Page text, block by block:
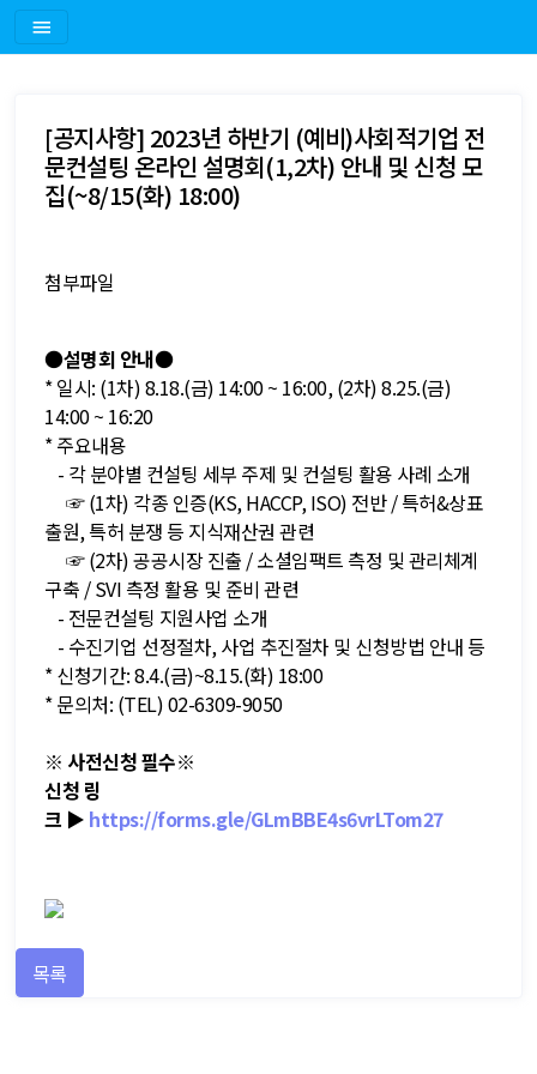
[공지사항] 2023년 하반기 (예비)사회적기업 전
문컨설팅 온라인 설명회(1,2차) 안내 및 신청 모
집(~8/15(화) 18:00)
첨부파일
●설명회 안내●
* 일시: (1차) 8.18.(금) 14:00 ~ 16:00, (2차) 8.25.(금)
14:00 ~ 16:20
* 주요내용
- 각 분야별 컨설팅 세부 주제 및 컨설팅 활용 사례 소개
☞ (1차) 각종 인증(KS, HACCP, ISO) 전반 / 특허&상표
출원, 특허 분쟁 등 지식재산권 관련
☞ (2차) 공공시장 진출 / 소셜임팩트 측정 및 관리체계
구축 / SVI 측정 활용 및 준비 관련
- 전문컨설팅 지원사업 소개
- 수진기업 선정절차, 사업 추진절차 및 신청방법 안내 등
* 신청기간: 8.4.(금)~8.15.(화) 18:00
* 문의처: (TEL) 02-6309-9050
※ 사전신청 필수※
신청 링
크 ▶ https://forms.gle/GLmBBE4s6vrLTom27
목록